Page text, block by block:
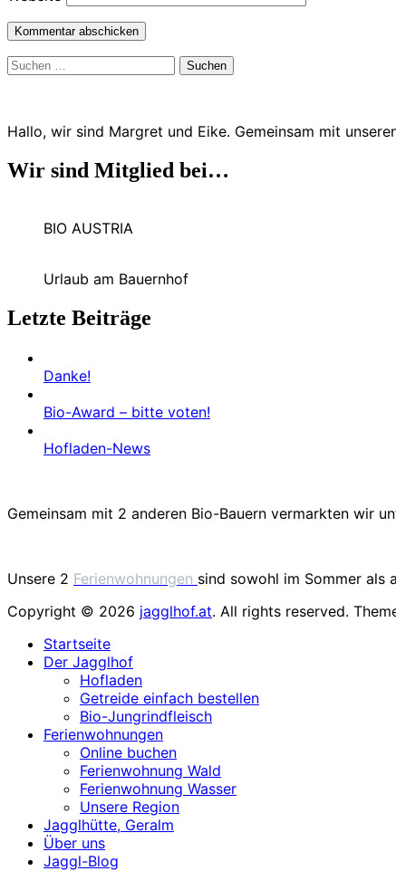
Kommentar abschicken
Suchen
Hallo, wir sind Margret und Eike. Gemeinsam mit
Wir sind Mitglied bei…
BIO AUSTRIA
Urlaub am Bauernhof
Letzte Beiträge
Danke!
Bio-Award – bitte voten!
Hofladen-News
Gemeinsam mit 2 anderen Bio-Bauern vermarkten wir
Unsere 2 Ferienwohnungen sind sowohl im Sommer als
Copyright © 2026 jagglhof.at. All rights reserved.
Startseite
Der Jagglhof
Hofladen
Getreide einfach bestellen
Bio-Jungrindfleisch
Ferienwohnungen
Online buchen
Ferienwohnung Wald
Ferienwohnung Wasser
Unsere Region
Jagglhütte, Geralm
Über uns
Jaggl-Blog